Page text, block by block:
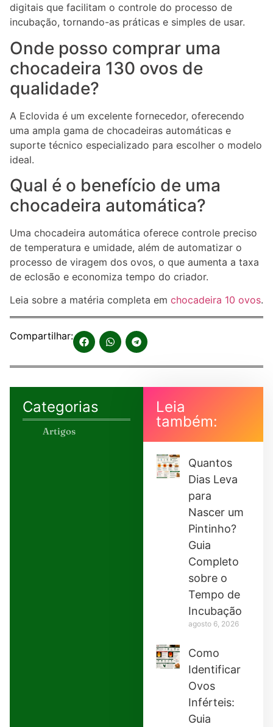
digitais que facilitam o controle do processo de
incubação, tornando-as práticas e simples de usar.
Onde posso comprar uma
chocadeira 130 ovos de
qualidade?
A Eclovida é um excelente fornecedor, oferecendo
uma ampla gama de chocadeiras automáticas e
suporte técnico especializado para escolher o modelo
ideal.
Qual é o benefício de uma
chocadeira automática?
Uma chocadeira automática oferece controle preciso
de temperatura e umidade, além de automatizar o
processo de viragem dos ovos, o que aumenta a taxa
de eclosão e economiza tempo do criador.
Leia sobre a matéria completa em chocadeira 10 ovos.
Compartilhar:
Categorias
Artigos
Leia
também:
Quantos
Dias Leva
para
Nascer um
Pintinho?
Guia
Completo
sobre o
Tempo de
Incubação
agosto 6, 2026
Como
Identificar
Ovos
Inférteis:
Guia